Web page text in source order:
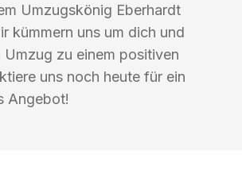
Umzugskönig Eberhardt
kümmern uns um dich und
Umzug zu einem positiven
uns noch heute für ein
Angebot!